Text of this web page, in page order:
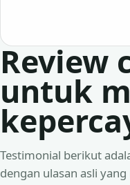
Review
untuk
Testimonial berikut
dengan ulasan asli